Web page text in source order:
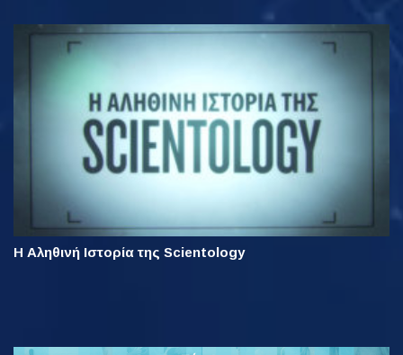
Η Αληθινή Ιστορία της Scientology